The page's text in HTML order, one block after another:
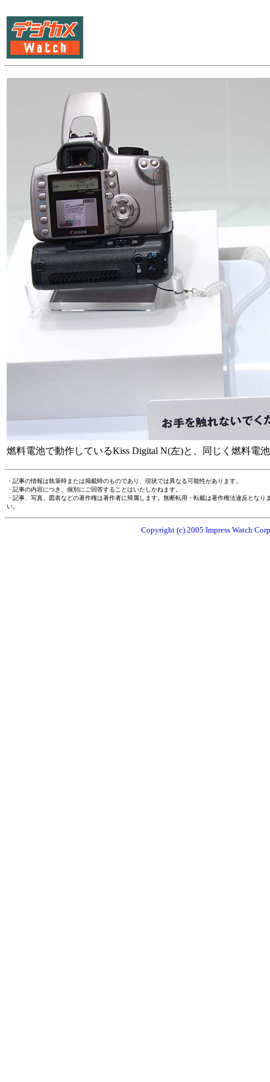
燃料電池で動作しているKiss Digital N(左)と、同じく燃料電
・記事の情報は執筆時または掲載時のものであり、現状では異なる可能性があります。
・記事の内容につき、個別にご回答することはいたしかねます。
・記事、写真、図表などの著作権は著作者に帰属します。無断転用・転載は著作権法違反とな
い。
Copyright (c) 2005 Impress Watch